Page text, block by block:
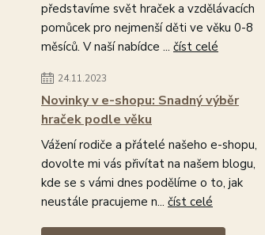
představíme svět hraček a vzdělávacích
pomůcek pro nejmenší děti ve věku 0-8
měsíců. V naší nabídce ... číst celé
24.11.2023
Novinky v e-shopu: Snadný výběr
hraček podle věku
Vážení rodiče a přátelé našeho e-shopu,
dovolte mi vás přivítat na našem blogu,
kde se s vámi dnes podělíme o to, jak
neustále pracujeme n... číst celé